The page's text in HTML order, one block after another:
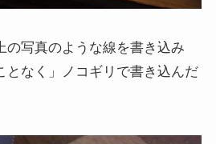
の写真のような線を書き込み
となく」ノコギリで書き込んだ